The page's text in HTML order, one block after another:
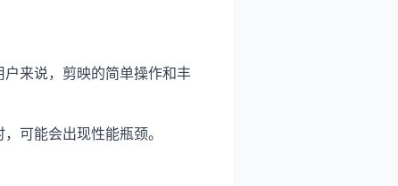
来说，剪映的简单操作和丰
可能会出现性能瓶颈。